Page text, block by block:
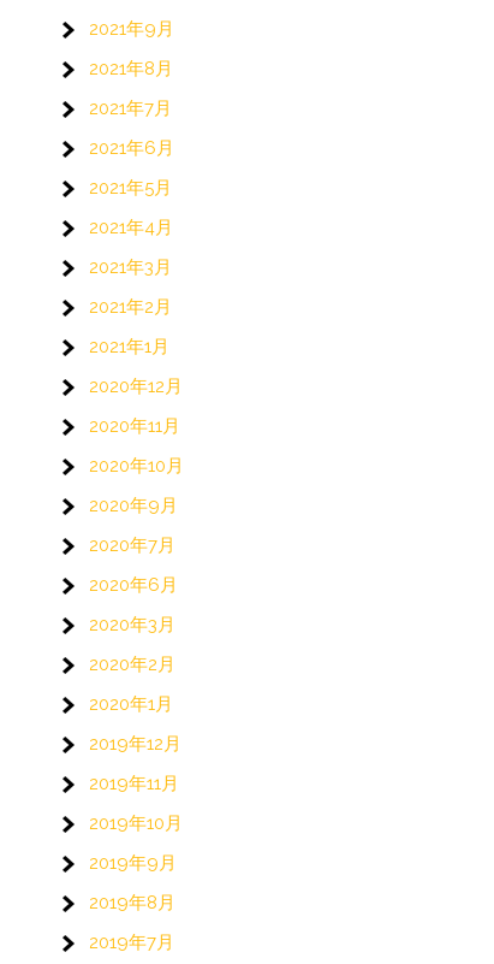
2021年9月
2021年8月
2021年7月
2021年6月
2021年5月
2021年4月
2021年3月
2021年2月
2021年1月
2020年12月
2020年11月
2020年10月
2020年9月
2020年7月
2020年6月
2020年3月
2020年2月
2020年1月
2019年12月
2019年11月
2019年10月
2019年9月
2019年8月
2019年7月